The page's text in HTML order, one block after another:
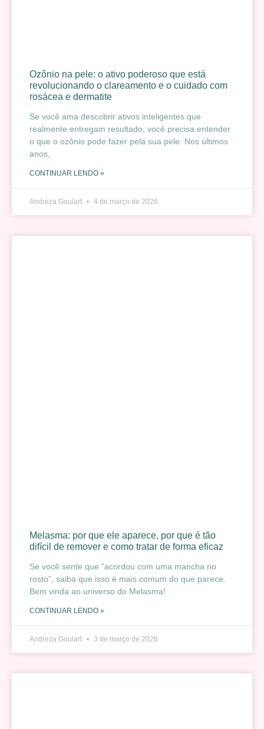
Ozônio na pele: o ativo poderoso que está
revolucionando o clareamento e o cuidado com
rosácea e dermatite
Se você ama descobrir ativos inteligentes que
realmente entregam resultado, você precisa entender
o que o ozônio pode fazer pela sua pele. Nos últimos
anos,
CONTINUAR LENDO »
Andreza Goulart 4 de março de 2026
Melasma: por que ele aparece, por que é tão
difícil de remover e como tratar de forma eficaz
Se você sente que “acordou com uma mancha no
rosto”, saiba que isso é mais comum do que parece.
Bem vinda ao universo do Melasma!
CONTINUAR LENDO »
Andreza Goulart 3 de março de 2026